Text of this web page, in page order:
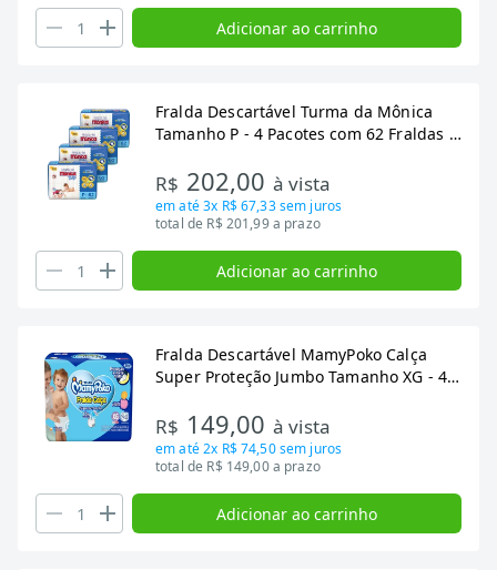
Adicionar ao carrinho
Fralda Descartável Turma da Mônica
Tamanho P - 4 Pacotes com 62 Fraldas -
R$ 202,00 à vista
em até3x R$ 67,33sem juros
total de R$ 201,99 a prazo
Adicionar ao carrinho
Fralda Descartável MamyPoko Calça
Super Proteção Jumbo Tamanho XG - 4
R$ 149,00 à vista
em até2x R$ 74,50sem juros
total de R$ 149,00 a prazo
Adicionar ao carrinho